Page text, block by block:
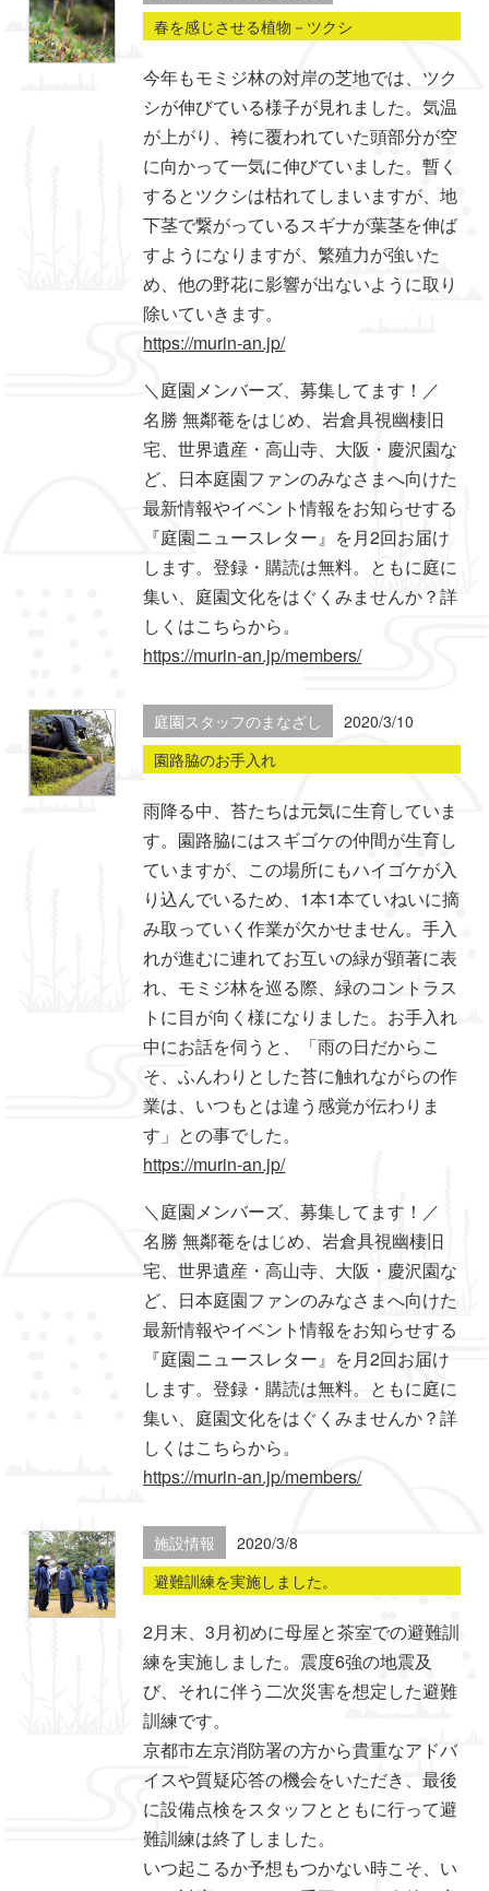
春を感じさせる植物－ツクシ
今年もモミジ林の対岸の芝地では、ツク
シが伸びている様子が見れました。気温
が上がり、袴に覆われていた頭部分が空
に向かって一気に伸びていました。暫く
するとツクシは枯れてしまいますが、地
下茎で繋がっているスギナが葉茎を伸ば
すようになりますが、繁殖力が強いた
め、他の野花に影響が出ないように取り
除いていきます。
https://murin-an.jp/
＼庭園メンバーズ、募集してます！／
名勝 無鄰菴をはじめ、岩倉具視幽棲旧
宅、世界遺産・高山寺、大阪・慶沢園な
ど、日本庭園ファンのみなさまへ向けた
最新情報やイベント情報をお知らせする
『庭園ニュースレター』を月2回お届け
します。登録・購読は無料。ともに庭に
集い、庭園文化をはぐくみませんか？詳
しくはこちらから。
https://murin-an.jp/members/
庭園スタッフのまなざし
2020/3/10
園路脇のお手入れ
雨降る中、苔たちは元気に生育していま
す。園路脇にはスギゴケの仲間が生育し
ていますが、この場所にもハイゴケが入
り込んでいるため、1本1本ていねいに摘
み取っていく作業が欠かせません。手入
れが進むに連れてお互いの緑が顕著に表
れ、モミジ林を巡る際、緑のコントラス
トに目が向く様になりました。お手入れ
中にお話を伺うと、「雨の日だからこ
そ、ふんわりとした苔に触れながらの作
業は、いつもとは違う感覚が伝わりま
す」との事でした。
https://murin-an.jp/
＼庭園メンバーズ、募集してます！／
名勝 無鄰菴をはじめ、岩倉具視幽棲旧
宅、世界遺産・高山寺、大阪・慶沢園な
ど、日本庭園ファンのみなさまへ向けた
最新情報やイベント情報をお知らせする
『庭園ニュースレター』を月2回お届け
します。登録・購読は無料。ともに庭に
集い、庭園文化をはぐくみませんか？詳
しくはこちらから。
https://murin-an.jp/members/
施設情報
2020/3/8
避難訓練を実施しました。
2月末、3月初めに母屋と茶室での避難訓
練を実施しました。震度6強の地震及
び、それに伴う二次災害を想定した避難
訓練です。
京都市左京消防署の方から貴重なアドバ
イスや質疑応答の機会をいただき、最後
に設備点検をスタッフとともに行って避
難訓練は終了しました。
いつ起こるか予想もつかない時こそ、い